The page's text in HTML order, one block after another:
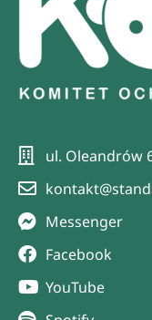
ul. Oleandrów
Messenger
Facebook
YouTube